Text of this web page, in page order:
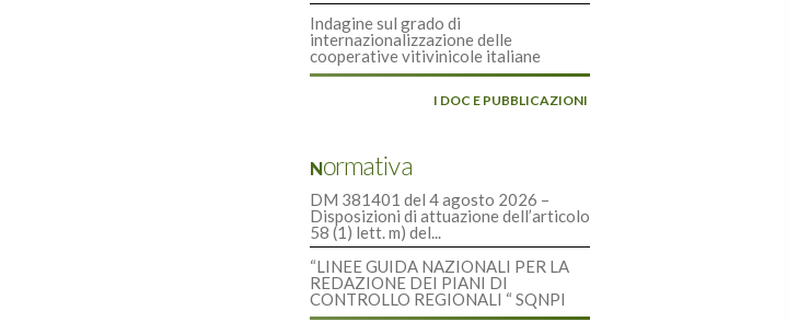
Indagine sul grado di
internazionalizzazione delle
cooperative vitivinicole italiane
I DOC E PUBBLICAZIONI
Normativa
DM 381401 del 4 agosto 2026 –
Disposizioni di attuazione dell’articolo
58 (1) lett. m) del...
“LINEE GUIDA NAZIONALI PER LA
REDAZIONE DEI PIANI DI
CONTROLLO REGIONALI “ SQNPI